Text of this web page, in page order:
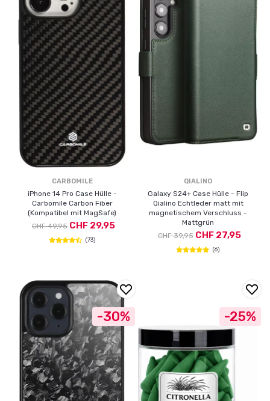
CARBOMILE
iPhone 14 Pro Case Hülle -
Carbomile Carbon Fiber
(Kompatibel mit MagSafe)
CHF 49,95 CHF 29,95
(73)
QIALINO
Galaxy S24+ Case Hülle - Flip
Qialino Echtleder matt mit
magnetischem Verschluss -
Mattgrün
CHF 39,95 CHF 27,95
(6)
-30% -25%